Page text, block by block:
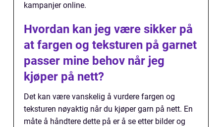
kampanjer online.
Hvordan kan jeg være sikker på
at fargen og teksturen på garnet
passer mine behov når jeg
kjøper på nett?
Det kan være vanskelig å vurdere fargen og
teksturen nøyaktig når du kjøper garn på nett. En
måte å håndtere dette på er å se etter bilder og